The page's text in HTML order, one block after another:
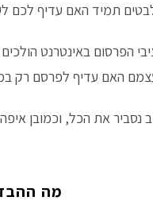
תמיד האם עדיף לכם
הפרסום באינטרנט
האם עדיף לפרסם רק
נסביר את הכל, וכמובן
מה